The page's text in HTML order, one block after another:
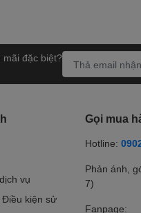
mãi đặc biệt?
vụ
Điều kiện sử
Gọi mua
Hotline:
Phản ánh,
7)
Fanpage: